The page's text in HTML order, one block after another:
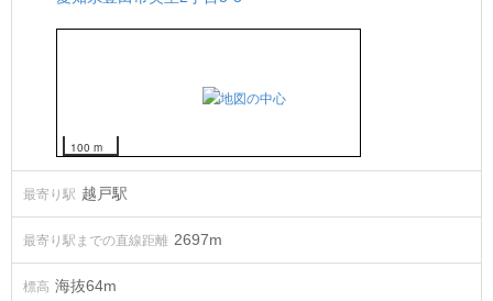
100 m
最寄り駅 越戸駅
最寄り駅までの直線距離 2697m
標高 海抜64m